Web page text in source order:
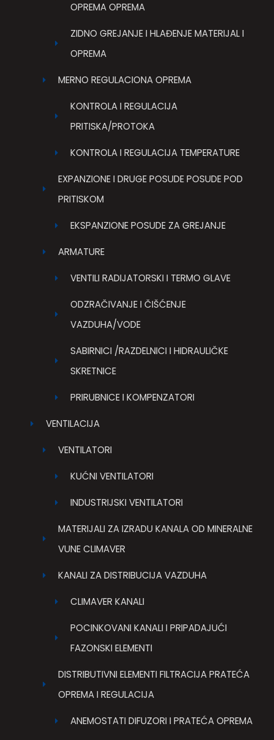
OPREMA OPREMA
ZIDNO GREJANJE I HLAĐENJE MATERIJAL I
OPREMA
MERNO REGULACIONA OPREMA
KONTROLA I REGULACIJA
PRITISKA/PROTOKA
KONTROLA I REGULACIJA TEMPERATURE
EXPANZIONE I DRUGE POSUDE POSUDE POD
PRITISKOM
EKSPANZIONE POSUDE ZA GREJANJE
ARMATURE
VENTILI RADIJATORSKI I TERMO GLAVE
ODZRAČIVANJE I ČIŠĆENJE
VAZDUHA/VODE
SABIRNICI /RAZDELNICI I HIDRAULIČKE
SKRETNICE
PRIRUBNICE I KOMPENZATORI
VENTILACIJA
VENTILATORI
KUĆNI VENTILATORI
INDUSTRIJSKI VENTILATORI
MATERIJALI ZA IZRADU KANALA OD MINERALNE
VUNE CLIMAVER
KANALI ZA DISTRIBUCIJA VAZDUHA
CLIMAVER KANALI
POCINKOVANI KANALI I PRIPADAJUĆI
FAZONSKI ELEMENTI
DISTRIBUTIVNI ELEMENTI FILTRACIJA PRATEĆA
OPREMA I REGULACIJA
ANEMOSTATI DIFUZORI I PRATEĆA OPREMA